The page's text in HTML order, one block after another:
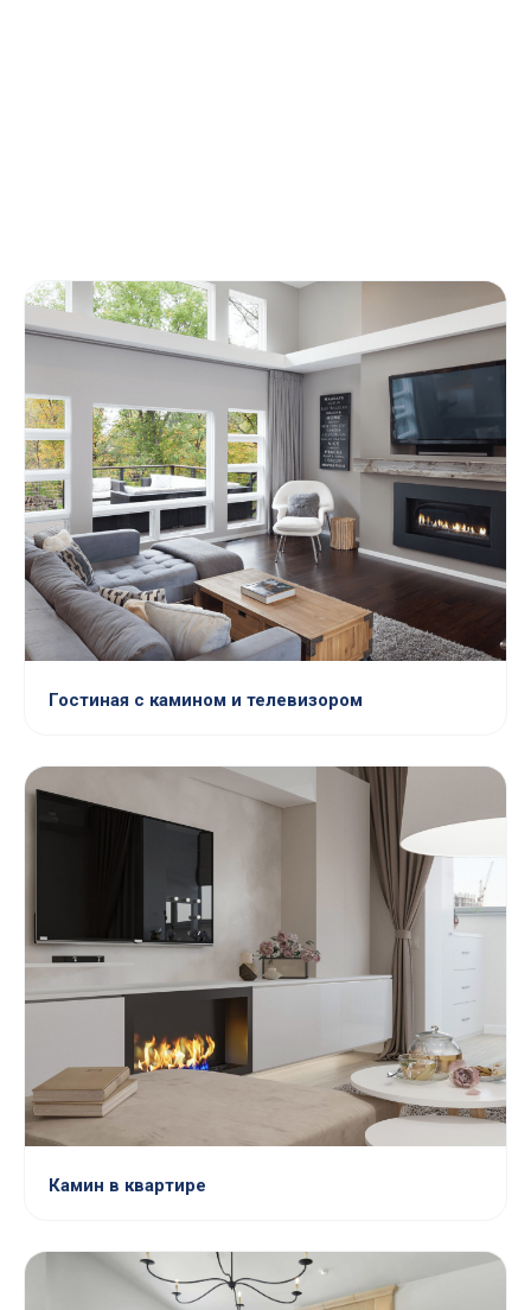
Гостиная с камином и телевизором
Камин в квартире